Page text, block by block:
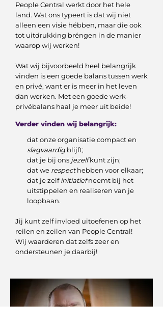
People Central werkt door het hele
land. Wat ons typeert is dat wij niet
alleen een visie hébben, maar die ook
tot uitdrukking bréngen in de manier
waarop wij werken!
Wat wij bijvoorbeeld heel belangrijk
vinden is een goede balans tussen werk
en privé, want er is meer in het leven
dan werken. Met een goede werk-
privébalans haal je meer uit beide!
Verder vinden wij belangrijk:
dat onze organisatie compact en
slagvaardigblijft;
dat je bij ons jezelfkunt zijn;
dat we respecthebben voor elkaar;
dat je zelfinitiatiefneemt bij het
uitstippelen en realiseren van je
loopbaan.
Jij kunt zelf invloed uitoefenen op het
reilen en zeilen van People Central!
Wij waarderen dat zelfs zeer en
ondersteunen je daarbij!